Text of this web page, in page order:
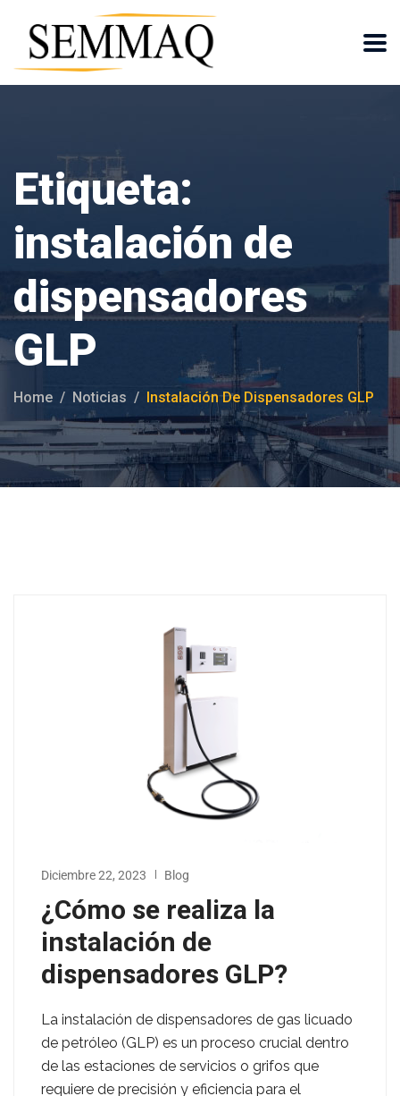
Etiqueta:
instalación de
dispensadores
GLP
Home Noticias Instalación De Dispensadores GLP
Diciembre 22, 2023 Blog
¿Cómo se realiza la
instalación de
dispensadores GLP?
La instalación de dispensadores de gas licuado
de petróleo (GLP) es un proceso crucial dentro
de las estaciones de servicios o grifos que
requiere de precisión y eficiencia para el